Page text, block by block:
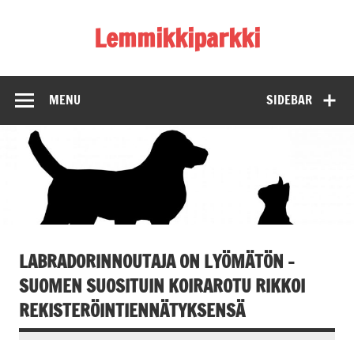
Lemmikkiparkki
SIDEBAR
MENU
LABRADORINNOUTAJA ON LYÖMÄTÖN –
SUOMEN SUOSITUIN KOIRAROTU RIKKOI
REKISTERÖINTIENNÄTYKSENSÄ